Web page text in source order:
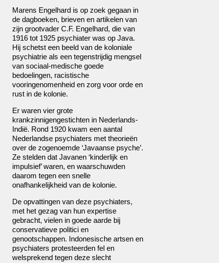
Marens Engelhard is op zoek gegaan in
de dagboeken, brieven en artikelen van
zijn grootvader C.F. Engelhard, die van
1916 tot 1925 psychiater was op Java.
Hij schetst een beeld van de koloniale
psychiatrie als een tegenstrijdig mengsel
van sociaal-medische goede
bedoelingen, racistische
vooringenomenheid en zorg voor orde en
rust in de kolonie.
Er waren vier grote
krankzinnigengestichten in Nederlands-
Indië. Rond 1920 kwam een aantal
Nederlandse psychiaters met theorieën
over de zogenoemde ‘Javaanse psyche’.
Ze stelden dat Javanen ‘kinderlijk en
impulsief’ waren, en waarschuwden
daarom tegen een snelle
onafhankelijkheid van de kolonie.
De opvattingen van deze psychiaters,
met het gezag van hun expertise
gebracht, vielen in goede aarde bij
conservatieve politici en
genootschappen. Indonesische artsen en
psychiaters protesteerden fel en
welsprekend tegen deze slecht